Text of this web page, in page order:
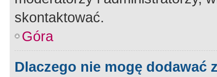
skontaktować.
Góra
Dlaczego nie mogę dodawać